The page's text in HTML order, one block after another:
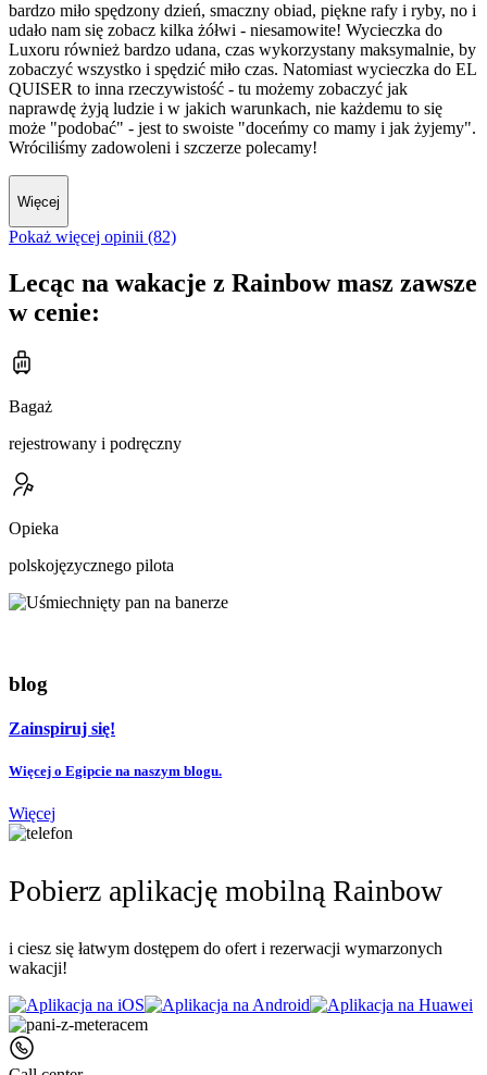
bardzo miło spędzony dzień, smaczny obiad, piękne rafy i ryby, no i
udało nam się zobacz kilka żółwi - niesamowite! Wycieczka do
Luxoru również bardzo udana, czas wykorzystany maksymalnie, by
zobaczyć wszystko i spędzić miło czas. Natomiast wycieczka do EL
QUISER to inna rzeczywistość - tu możemy zobaczyć jak
naprawdę żyją ludzie i w jakich warunkach, nie każdemu to się
może "podobać" - jest to swoiste "doceńmy co mamy i jak żyjemy".
Wróciliśmy zadowoleni i szczerze polecamy!
Więcej
Pokaż więcej opinii (82)
Lecąc na wakacje z Rainbow masz zawsze
w cenie:
Bagaż
rejestrowany i podręczny
Opieka
polskojęzycznego pilota
blog
Zainspiruj się!
Więcej o Egipcie na naszym blogu.
Więcej
Pobierz aplikację mobilną Rainbow
i ciesz się łatwym dostępem do ofert i rezerwacji wymarzonych
wakacji!